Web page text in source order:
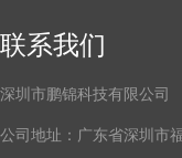
联系我们
深圳市鹏锦科技有限公司
公司地址：广东省深圳市